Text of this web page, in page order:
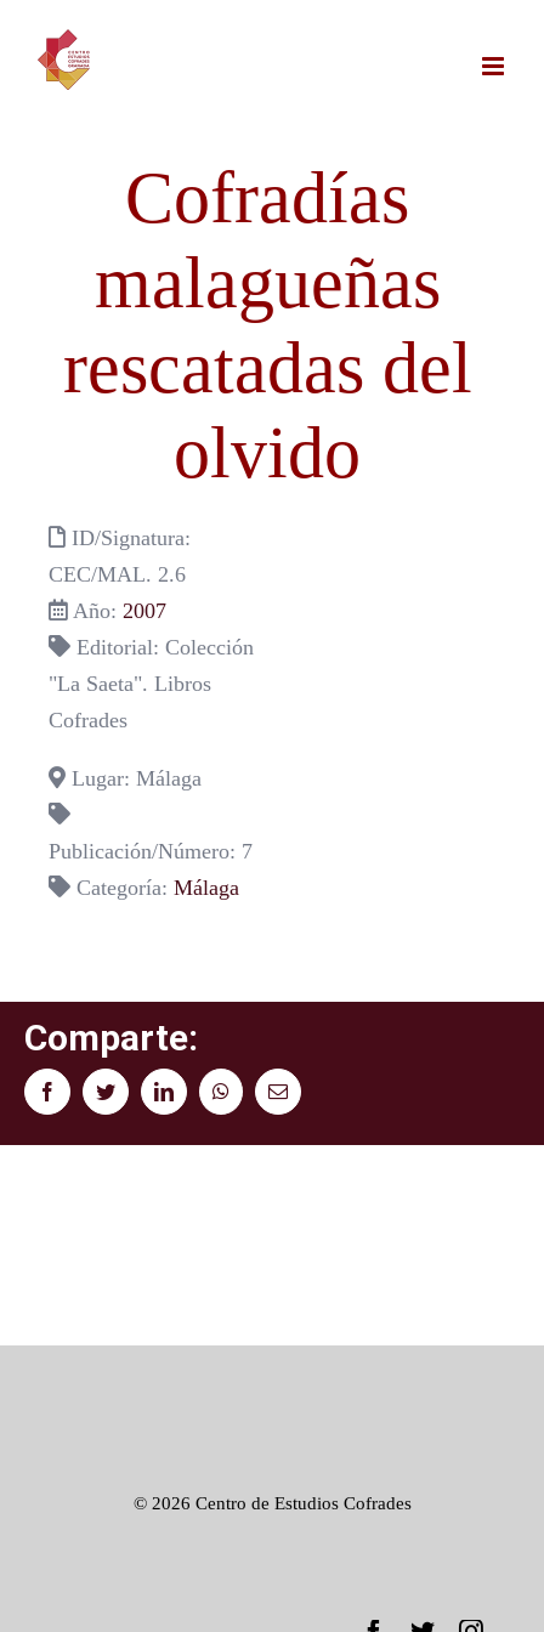
contenido
Cofradías
malagueñas
rescatadas del
olvido
ID/Signatura:
CEC/MAL. 2.6
Año: 2007
Editorial: Colección
"La Saeta". Libros
Cofrades
Lugar: Málaga
Publicación/Número: 7
Categoría: Málaga
Comparte:
FacebookTwitterLinkedInWhatsAppCorreo
electrónico
© 2026 Centro de Estudios Cofrades